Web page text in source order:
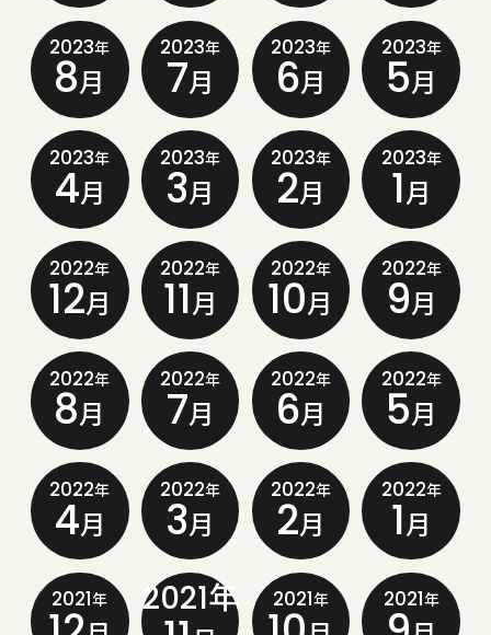
2023年
8月
2023年
7月
2023年
6月
2023年
5月
2023年
4月
2023年
3月
2023年
2月
2023年
1月
2022年
12月
2022年
11月
2022年
10月
2022年
9月
2022年
8月
2022年
7月
2022年
6月
2022年
5月
2022年
4月
2022年
3月
2022年
2月
2022年
1月
2021年 2021年 2021年 2021年